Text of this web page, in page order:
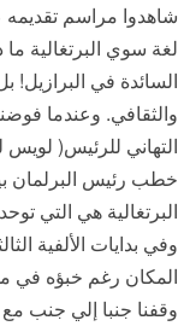
شاهدوا مراسم
لغة سوي البرتغالية ما
السائدة في البرازيل!
والثقافي. وعندما
التهاني للرئيس( لويس
خطب رئيس البرلمان
البرتغالية هي التي
المكان رغم خبؤه في
وقفنا جنبا إلي جنب